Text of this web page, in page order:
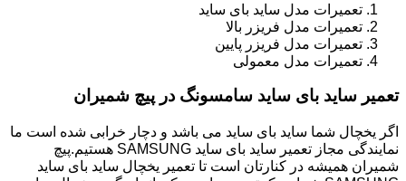
تعمیرات مدل ساید بای ساید
تعمیرات مدل فریزر بالا
تعمیرات مدل فریزر پایین
تعمیرات مدل معمولی
تعمیر ساید بای ساید سامسونگ در پیچ شمیران
اگر یخچال شما ساید بای ساید می باشد و دچار خرابی شده است ما
نمایندگی مجاز تعمیر ساید بای ساید SAMSUNG هستیم.پیچ
شمیران همیشه در کنارتان است تا تعمیر یخچال ساید بای ساید